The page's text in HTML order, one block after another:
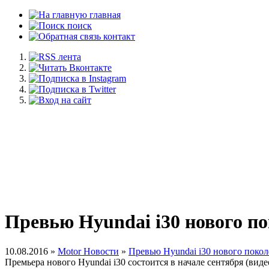
главная
поиск
контакт
Превью Hyundai i30 нового
10.08.2016 » Motor Новости » Превью Hyundai i30 нового
Премьера нового Hyundai i30 состоится в начале сентября